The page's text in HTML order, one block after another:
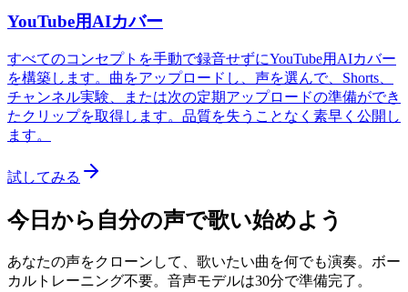
YouTube用AIカバー
すべてのコンセプトを手動で録音せずにYouTube用AIカバー
を構築します。曲をアップロードし、声を選んで、Shorts、
チャンネル実験、または次の定期アップロードの準備ができ
たクリップを取得します。品質を失うことなく素早く公開し
ます。
試してみる
今日から自分の声で歌い始めよう
あなたの声をクローンして、歌いたい曲を何でも演奏。ボー
カルトレーニング不要。音声モデルは30分で準備完了。